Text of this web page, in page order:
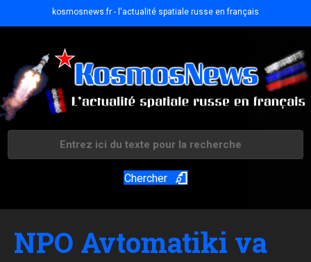
kosmosnews.fr - l'actualité spatiale russe en français
Chercher
NPO Avtomatiki va